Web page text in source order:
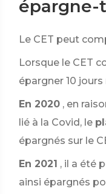
épargne-
Le CET peut
Lorsque le CET
épargner 10
En 2020 , en
lié à la Covid, le
épargnés sur le
En 2021 , il a été
ainsi épargnés